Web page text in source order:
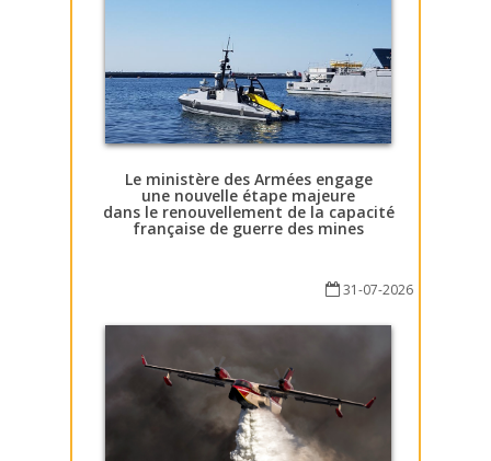
Le ministère des Armées engage
une nouvelle étape majeure
dans le renouvellement de la capacité
française de guerre des mines
31-07-2026